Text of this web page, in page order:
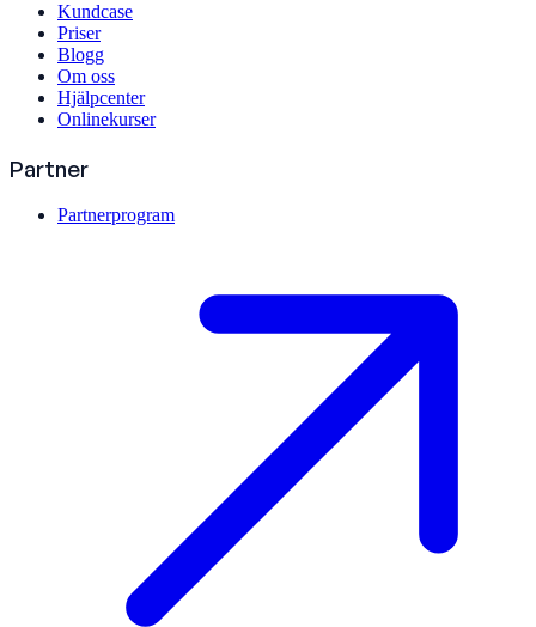
Kundcase
Priser
Blogg
Om oss
Hjälpcenter
Onlinekurser
Partner
Partnerprogram